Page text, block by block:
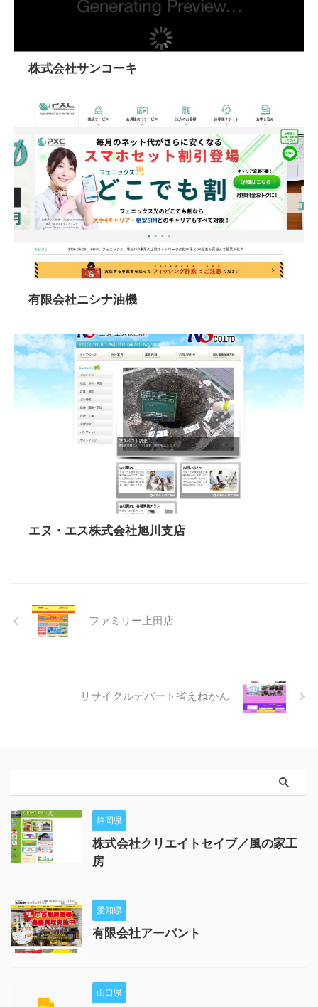
株式会社サンコーキ
有限会社ニシナ油機
エヌ・エス株式会社旭川支店
ファミリー上田店
リサイクルデパート省えねかん
静岡県
株式会社クリエイトセイブ／風の家工
房
愛知県
有限会社アーバント
山口県